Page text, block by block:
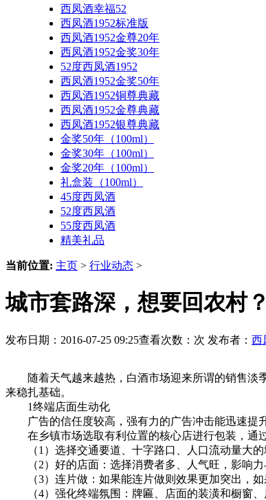
西凤酒幸福52
西凤酒1952标准版
西凤酒1952金尊20年
西凤酒1952金奖30年
52度西凤酒1952
西凤酒1952金奖50年
西凤酒1952铜尊典藏
西凤酒1952金尊典藏
西凤酒1952银尊典藏
金奖50年（100ml）
金奖30年（100ml）
金奖20年（100ml）
礼盒装（100ml）
45度西凤酒
52度西凤酒
55度西凤酒
精美礼品
当前位置: 主页 > 行业动态 >
城市套路深，想要回农村
发布日期：2016-07-25 09:25查看次数： 次 发布者： 西
随着天气越来越热，白酒市场迎来所谓的销售淡季
来稳扎基础。
1终端店面生动化
广告的信任度较高，强有力的广告冲击能迅速提升
在乡镇市场选取有利位置的核心店进行包装，通过
（1）选择交通要道、十字路口、人口流动量大的
（2）好的店面：选择消费者多、人气旺，影响力
（3）连片做：如果能连片做则效果更加突出，如
（4）强化终端氛围：牌匾、店面的装潢和橱窗、